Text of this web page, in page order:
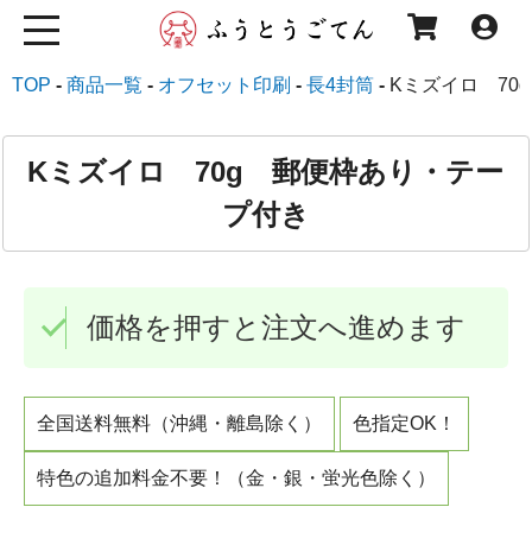
TOP 商品一覧 オフセット印刷 長4封筒 Kミズイロ
Kミズイロ 70g 郵便枠あり・テー
プ付き
価格を押すと注文へ進めます
全国送料無料（沖縄・離島除く） 色指定OK！
特色の追加料金不要！（金・銀・蛍光色除く）